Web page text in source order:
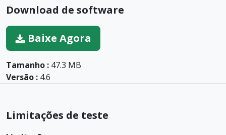
Download de software
Baixe Agora
Tamanho : 47.3 MB
Versão : 4.6
Limitações de teste